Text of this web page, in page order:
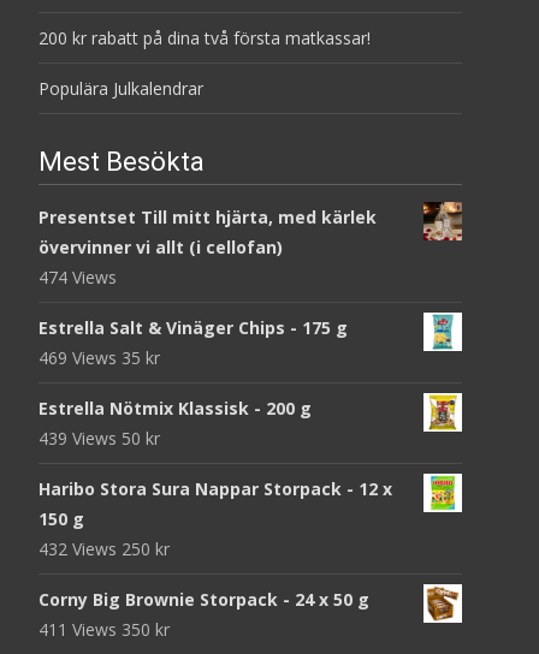
200 kr rabatt på dina två första matkassar!
Populära Julkalendrar
Mest Besökta
Presentset Till mitt hjärta, med kärlek
övervinner vi allt (i cellofan)
474 Views
Estrella Salt & Vinäger Chips - 175 g
469 Views 35 kr
Estrella Nötmix Klassisk - 200 g
439 Views 50 kr
Haribo Stora Sura Nappar Storpack - 12 x
150 g
432 Views 250 kr
Corny Big Brownie Storpack - 24 x 50 g
411 Views 350 kr